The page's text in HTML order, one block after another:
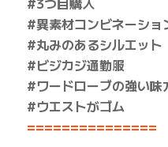
#異素材コンビネーショ
#丸みのあるシルエット
#ビジカジ通勤服
#ワードローブの強い味
#ウエストがゴム
===============